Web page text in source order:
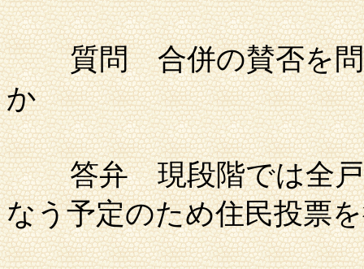
質問合併の賛否を問
か
答弁現段階では全戸
なう予定のため住民投票